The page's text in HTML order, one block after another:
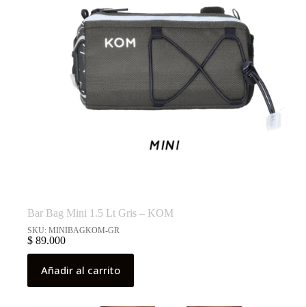
Bar Bag Mini 1.5 Lt Gris – KOM
SKU: MINIBAGKOM-GR
$ 89.000
Añadir al carrito